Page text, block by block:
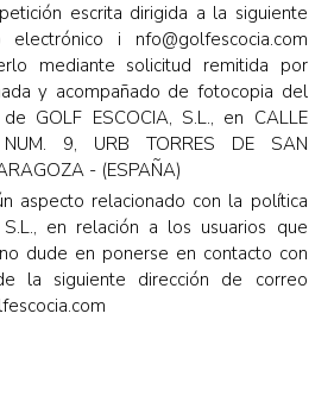
escrita dirigida a la siguiente
i nfo@golfescocia.com
mediante solicitud remitida por
y acompañado de fotocopia del
GOLF ESCOCIA, S.L., en CALLE
NUM. 9, URB TORRES DE SAN
- (ESPAÑA)
aspecto relacionado con la política
S.L., en relación a los usuarios que
dude en ponerse en contacto con
la siguiente dirección de correo